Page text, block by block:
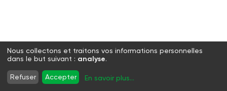
Nous collectons et traitons vos informations personnelles
dans le but suivant : analyse.
Refuser Accepter En savoir plus...